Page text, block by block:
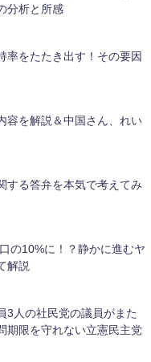
分析と所感
率をたたき出す！その要因
容を解説＆中国さん、れい
する答弁を本気で考えてみ
の10%に！？静かに進むヤ
解説
3人の社民党の議員がまた
期限を守れない立憲民主党